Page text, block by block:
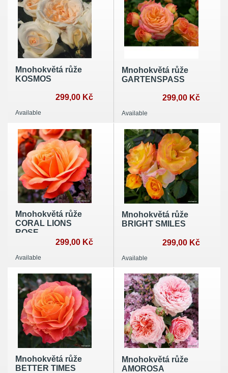
Mnohokvětá růže
KOSMOS
299,00 Kč
Available
Mnohokvětá růže
GARTENSPASS
299,00 Kč
Available
Mnohokvětá růže
CORAL LIONS
ROSE
299,00 Kč
Available
Mnohokvětá růže
BRIGHT SMILES
299,00 Kč
Available
Mnohokvětá růže
BETTER TIMES
Mnohokvětá růže
AMOROSA